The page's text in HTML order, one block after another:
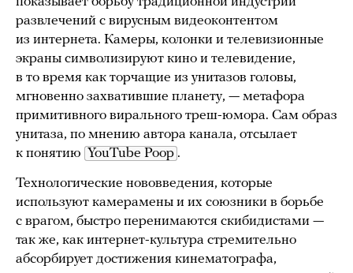
развлечений с вирусным видеоконтентом
из интернета. Камеры, колонки и телевизионные
экраны символизируют кино и телевидение,
в то время как торчащие из унитазов головы,
мгновенно захватившие планету, — метафора
примитивного вирального треш-юмора. Сам образ
унитаза, по мнению автора канала, отсылает
к понятию YouTube Poop .
Технологические нововведения, которые
используют камерамены и их союзники в борьбе
с врагом, быстро перенимаются скибидистами —
так же, как интернет-культура стремительно
абсорбирует достижения кинематографа,